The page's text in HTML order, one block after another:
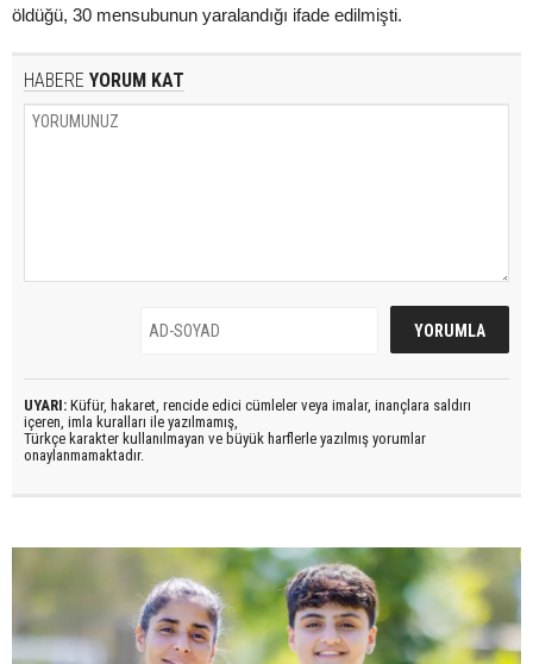
öldüğü, 30 mensubunun yaralandığı ifade edilmişti.
HABERE YORUM KAT
UYARI: Küfür, hakaret, rencide edici cümleler veya imalar, inançlara saldırı
içeren, imla kuralları ile yazılmamış,
Türkçe karakter kullanılmayan ve büyük harflerle yazılmış yorumlar
onaylanmamaktadır.